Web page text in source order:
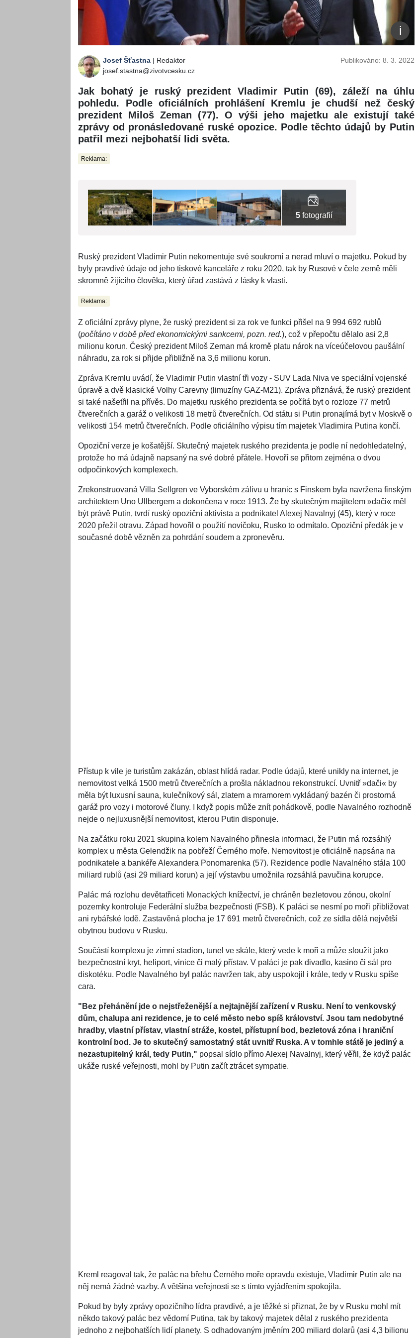
Josef Šťastna | Redaktor
josef.stastna@zivotvcesku.cz
Publikováno: 8. 3. 2022
Jak bohatý je ruský prezident Vladimir Putin (69), záleží na úhlu
pohledu. Podle oficiálních prohlášení Kremlu je chudší než český
prezident Miloš Zeman (77). O výši jeho majetku ale existují také
zprávy od pronásledované ruské opozice. Podle těchto údajů by Putin
patřil mezi nejbohatší lidi světa.
Reklama:
5fotografií
Ruský prezident Vladimir Putin nekomentuje své soukromí a nerad mluví o majetku. Pokud by
byly pravdivé údaje od jeho tiskové kanceláře z roku 2020, tak by Rusové v čele země měli
skromně žijícího člověka, který úřad zastává z lásky k vlasti.
Reklama:
Z oficiální zprávy plyne, že ruský prezident si za rok ve funkci přišel na 9 994 692 rublů
(počítáno v době před ekonomickými sankcemi, pozn. red.), což v přepočtu dělalo asi 2,8
milionu korun. Český prezident Miloš Zeman má kromě platu nárok na víceúčelovou paušální
náhradu, za rok si přijde přibližně na 3,6 milionu korun.
Zpráva Kremlu uvádí, že Vladimir Putin vlastní tři vozy - SUV Lada Niva ve speciální vojenské
úpravě a dvě klasické Volhy Carevny (limuzíny GAZ-M21). Zpráva přiznává, že ruský prezident
si také našetřil na přívěs. Do majetku ruského prezidenta se počítá byt o rozloze 77 metrů
čtverečních a garáž o velikosti 18 metrů čtverečních. Od státu si Putin pronajímá byt v Moskvě o
velikosti 154 metrů čtverečních. Podle oficiálního výpisu tím majetek Vladimira Putina končí.
Opoziční verze je košatější. Skutečný majetek ruského prezidenta je podle ní nedohledatelný,
protože ho má údajně napsaný na své dobré přátele. Hovoří se přitom zejména o dvou
odpočinkových komplexech.
Zrekonstruovaná Villa Sellgren ve Vyborském zálivu u hranic s Finskem byla navržena finským
architektem Uno Ullbergem a dokončena v roce 1913. Že by skutečným majitelem »dači« měl
být právě Putin, tvrdí ruský opoziční aktivista a podnikatel Alexej Navalnyj (45), který v roce
2020 přežil otravu. Západ hovořil o použití novičoku, Rusko to odmítalo. Opoziční předák je v
současné době vězněn za pohrdání soudem a zpronevěru.
Přístup k vile je turistům zakázán, oblast hlídá radar. Podle údajů, které unikly na internet, je
nemovitost velká 1500 metrů čtverečních a prošla nákladnou rekonstrukcí. Uvnitř »dači« by
měla být luxusní sauna, kulečníkový sál, zlatem a mramorem vykládaný bazén či prostorná
garáž pro vozy i motorové čluny. I když popis může znít pohádkově, podle Navalného rozhodně
nejde o nejluxusnější nemovitost, kterou Putin disponuje.
Na začátku roku 2021 skupina kolem Navalného přinesla informaci, že Putin má rozsáhlý
komplex u města Gelendžik na pobřeží Černého moře. Nemovitost je oficiálně napsána na
podnikatele a bankéře Alexandera Ponomarenka (57). Rezidence podle Navalného stála 100
miliard rublů (asi 29 miliard korun) a její výstavbu umožnila rozsáhlá pavučina korupce.
Palác má rozlohu devětatřiceti Monackých knížectví, je chráněn bezletovou zónou, okolní
pozemky kontroluje Federální služba bezpečnosti (FSB). K paláci se nesmí po moři přibližovat
ani rybářské lodě. Zastavěná plocha je 17 691 metrů čtverečních, což ze sídla dělá největší
obytnou budovu v Rusku.
Součástí komplexu je zimní stadion, tunel ve skále, který vede k moři a může sloužit jako
bezpečnostní kryt, heliport, vinice či malý přístav. V paláci je pak divadlo, kasino či sál pro
diskotéku. Podle Navalného byl palác navržen tak, aby uspokojil i krále, tedy v Rusku spíše
cara.
"Bez přehánění jde o nejstřeženější a nejtajnější zařízení v Rusku. Není to venkovský
dům, chalupa ani rezidence, je to celé město nebo spíš království. Jsou tam nedobytné
hradby, vlastní přístav, vlastní stráže, kostel, přístupní bod, bezletová zóna i hraniční
kontrolní bod. Je to skutečný samostatný stát uvnitř Ruska. A v tomhle státě je jediný a
nezastupitelný král, tedy Putin," popsal sídlo přímo Alexej Navalnyj, který věřil, že když palác
ukáže ruské veřejnosti, mohl by Putin začít ztrácet sympatie.
Kreml reagoval tak, že palác na břehu Černého moře opravdu existuje, Vladimir Putin ale na
něj nemá žádné vazby. A většina veřejnosti se s tímto vyjádřením spokojila.
Pokud by byly zprávy opozičního lídra pravdivé, a je těžké si přiznat, že by v Rusku mohl mít
někdo takový palác bez vědomí Putina, tak by takový majetek dělal z ruského prezidenta
jednoho z nejbohatších lidí planety. S odhadovaným jměním 200 miliard dolarů (asi 4,3 bilionu